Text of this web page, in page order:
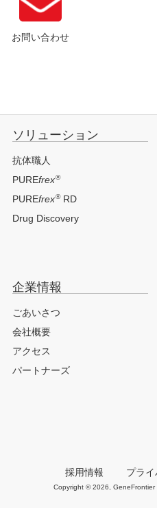
お問い合わせ
ソリューション
抗体職人
PUREfrex®
PUREfrex®RD
Drug Discovery
企業情報
ごあいさつ
会社概要
アクセス
パートナーズ
採用情報 プラ
Copyright © 2026, GeneFrontier